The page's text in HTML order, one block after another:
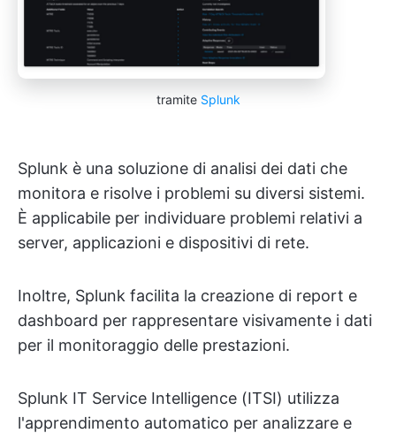
tramite Splunk
Splunk è una soluzione di analisi dei dati che
monitora e risolve i problemi su diversi sistemi.
È applicabile per individuare problemi relativi a
server, applicazioni e dispositivi di rete.
Inoltre, Splunk facilita la creazione di report e
dashboard per rappresentare visivamente i dati
per il monitoraggio delle prestazioni.
Splunk IT Service Intelligence (ITSI) utilizza
l'apprendimento automatico per analizzare e